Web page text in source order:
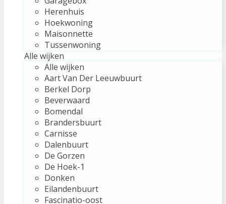
Herenhuis
Hoekwoning
Maisonnette
Tussenwoning
Alle wijken
Alle wijken
Aart Van Der Leeuwbuurt
Berkel Dorp
Beverwaard
Bomendal
Brandersbuurt
Carnisse
Dalenbuurt
De Gorzen
De Hoek-1
Donken
Eilandenbuurt
Fascinatio-oost